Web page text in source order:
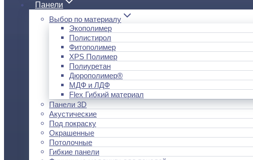
Панели
Выбор по материалу
Экополимер
Полистирол
Фитополимер
XPS Полимер
Полиуретан
Дюрополимер®
МДФ и ЛДФ
Flex Гибкий материал
Панели 3D
Акустические
Под покраску
Окрашенные
Потолочные
Гибкие панели